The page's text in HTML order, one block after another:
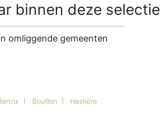
binnen deze selectie
omliggende gemeenten
Bouillon Hastière